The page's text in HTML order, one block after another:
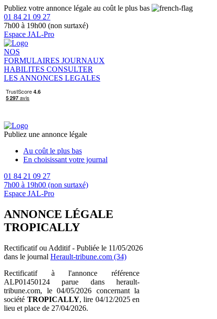
Publiez votre annonce légale au coût le plus bas
01 84 21 09 27
7h00 à 19h00 (non surtaxé)
Espace JAL-Pro
NOS
FORMULAIRES JOURNAUX
HABILITES CONSULTER
LES ANNONCES LEGALES
Publiez une annonce légale
Au coût le plus bas
En choisissant votre journal
01 84 21 09 27
7h00 à 19h00 (non surtaxé)
Espace JAL-Pro
ANNONCE LÉGALE
TROPICALLY
Rectificatif ou Additif - Publiée le 11/05/2026
dans le journal Herault-tribune.com (34)
Rectificatif à l'annonce référence
ALP01450124 parue dans herault-
tribune.com, le 04/05/2026 concernant la
société TROPICALLY, lire 04/12/2025 en
lieu et place de 27/04/2026.